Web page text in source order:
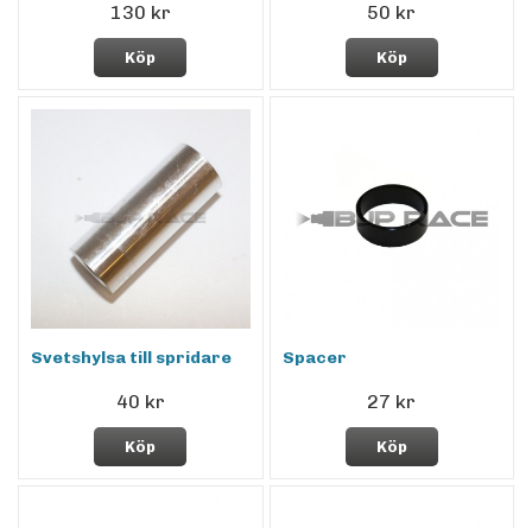
130 kr
Köp
50 kr
Köp
Svetshylsa till spridare
40 kr
Köp
Spacer
27 kr
Köp